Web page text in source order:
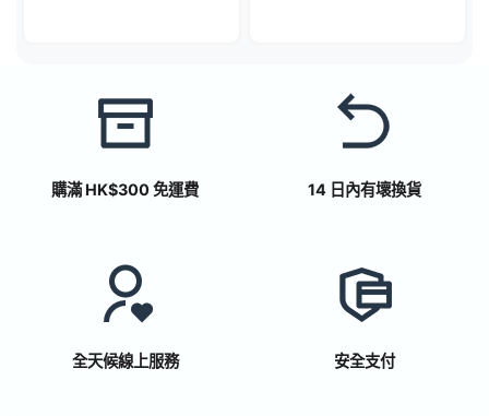
購滿 HK$300 免運費 14 日內有壞換貨
全天候線上服務 安全支付